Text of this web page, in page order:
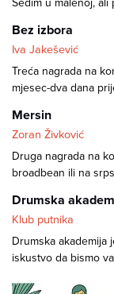
Bez izbora
Iva Jakešević
Treća nagrada na
mjesec-dva dana
Mersin
Zoran Živković
Druga nagrada na
broadbean ili na
Drumska
Klub putnika
Drumska
iskustvo da bismo